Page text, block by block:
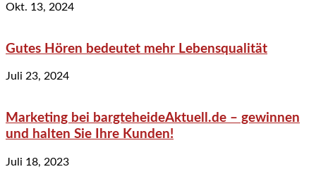
Okt. 13, 2024
Gutes Hören bedeutet mehr Lebensqualität
Juli 23, 2024
Marketing bei bargteheideAktuell.de – gewinnen
und halten Sie Ihre Kunden!
Juli 18, 2023